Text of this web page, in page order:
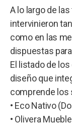
A lo largo de
intervinieron
como en las
dispuestas
El listado de
diseño que
comprende los
• Eco Nativo
• Olivera